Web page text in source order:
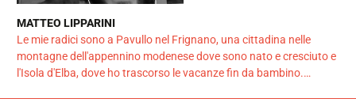
MATTEO LIPPARINI
Le mie radici sono a Pavullo nel Frignano, una cittadina nelle
montagne dell'appennino modenese dove sono nato e cresciuto e
l'Isola d'Elba, dove ho trascorso le vacanze fin da bambino.…